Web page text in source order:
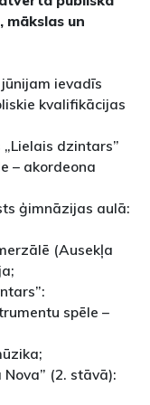
mākslas un
ievadīs
kvalifikācijas
dzintars”
– akordeona
ģimnāzijas aulā:
(Ausekļa
spēle –
(2. stāvā):